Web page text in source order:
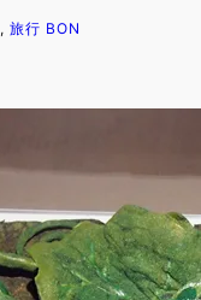
, 旅行 BON